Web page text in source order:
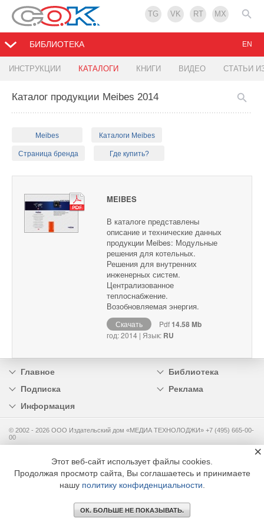
TG VK RT MX
БИБЛИОТЕКА
ИНСТРУКЦИИ КАТАЛОГИ КНИГИ ВИДЕО СТАТЬИ
EN
Каталог продукции Meibes 2014
Meibes Каталоги Meibes
Страница бренда Где купить?
MEIBES
В каталоге представлены
описание и технические данных
продукции Meibes: Модульные
решения для котельных.
Решения для внутренних
инженерных систем.
Централизованное
теплоснабжение.
Возобновляемая энергия.
Скачать Pdf14.58 Mb
год: 2014 | Язык: RU
Главное
Библиотека
Подписка
Реклама
Информация
© 2002 - 2026 OOO Издательский дом «МЕДИА ТЕХНОЛОДЖИ» +7 (495) 665-00-
00
Этот веб-сайт использует файлы cookies.
Продолжая просмотр сайта, Вы соглашаетесь и принимаете
нашу политику конфиденциальности
ОК. БОЛЬШЕ НЕ ПОКАЗЫВАТЬ.
×